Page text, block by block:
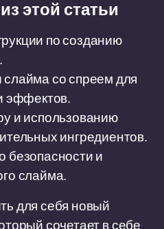
этой статьи
по созданию
со спреем для
эффектов.
и использованию
ингредиентов.
безопасности и
слайма.
для себя новый
сочетает в себе